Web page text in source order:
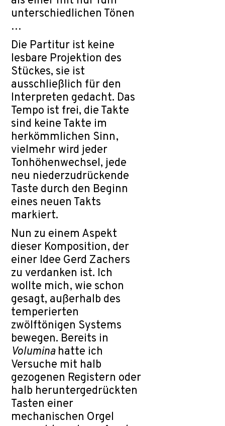
unterschiedlichen Tönen
…
Die Partitur ist keine
lesbare Projektion des
Stückes, sie ist
ausschließlich für den
Interpreten gedacht. Das
Tempo ist frei, die Takte
sind keine Takte im
herkömmlichen Sinn,
vielmehr wird jeder
Tonhöhenwechsel, jede
neu niederzudrückende
Taste durch den Beginn
eines neuen Takts
markiert.
Nun zu einem Aspekt
dieser Komposition, der
einer Idee Gerd Zachers
zu verdanken ist. Ich
wollte mich, wie schon
gesagt, außerhalb des
temperierten
zwölftönigen Systems
bewegen. Bereits in
Voluminahatte ich
Versuche mit halb
gezogenen Registern oder
halb heruntergedrückten
Tasten einer
mechanischen Orgel